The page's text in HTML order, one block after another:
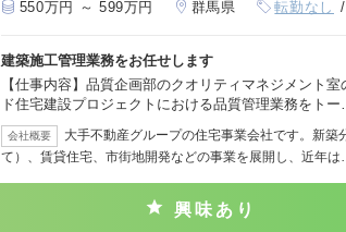
550万円 ～ 599万円 群馬県 転勤なし
建築施工管理業務をお任せします
【仕事内容】品質企画部のクオリティマネジメント
ド住宅建設プロジェクトにおける品質管理業務をトー…
会社概要
大手不動産グループの住宅事業会社です。新築
て）、賃貸住宅、市街地開発などの事業を展開し、近年は…
興味あり